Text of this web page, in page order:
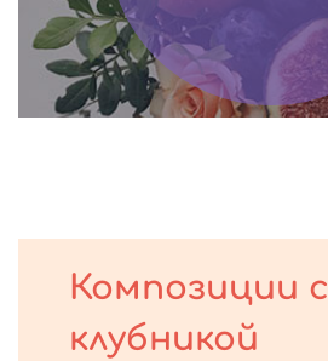
Композиции с
клубникой